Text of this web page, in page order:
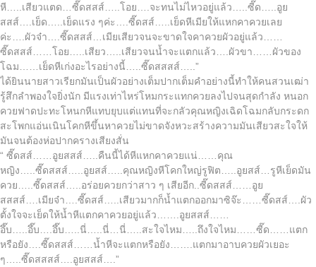
หี…..เสียวแตด…ซี๊ดสสส์…..โอย….จะทนไม่ไหวอยู่แล้ว…..ซี๊ด…..อูย
สสส์….เย็ด…..เย็ดแรง ๆค่ะ….ซี๊ดสส์…..เย็ดหีเมียให้แหกคาควยเลย
ค่ะ….ผัวจ๋า….ซี๊ดสสส์…เมียเสียวจนจะขาดใจคาควยผัวอยู่แล้ว……
ซี๊ดสสส์……โอย…..เสียว…..เสียวจนน้ำจะแตกแล้ว….ผัวขา……ผัวของ
โฉม……เย็ดหีเก่งอะไรอย่างนี้…..ซี๊ดสสสส์…..”
ได้ยินนายสาวเรียกมันเป็นผัวอย่างเต็มปากเต็มคำอย่างนี้ทำให้คนสวนเฒ่า
รู้สึกลำพองใจยิ่งนัก มีแรงเท่าไหร่โหมกระแทกควยลงไปจนสุดกำลัง หนอก
ควยฟาดปะทะโหนกหีแทบยุบแต่แทนที่จะกลัวคุณหญิงเฉิดโฉมกลับกระดก
สะโพกแอ่นเนินโคกหีขึ้นหาควยไม่ขาดจังหวะสร้างความมันเสียวสะใจให้
มันจนต้องห่อปากครางเสียงสั่น
“ ซี๊ดสส์……อูยสสส์…..คืนนี้ได้หีแหกคาควยแน่……คุณ
หญิง…..ซี๊ดสสส์…..อูยสส์…..คุณหญิงหีโคกใหญ่รูฟิต…..อูยสส์…รูหีเย็ดมัน
ควย…..ซี๊ดสสส์…..อร่อยควยกว่าสาว ๆ เสียอีก..ซี๊ดสสส์……อูย
สสสส์….เมียจ๋า….ซี๊ดสส์…..เสียวมากก็น้ำแตกออกมาซิจ๊ะ……ซี๊ดสส์….ผัว
ตั้งใจจะเย็ดให้น้ำหีแตกคาควยอยู่แล้ว…….อูยสสส์……
อึ๊บ…..อึ๊บ….อึ๊บ…..นี่…..นี่…นี่…..สะใจไหม…..ถึงใจไหม……ซี๊ด……แตก
หรือยัง….ซี๊ดสสส์……น้ำหีจะแตกหรือยัง…….แตกมาอาบควยผัวเยอะ
ๆ…..ซี๊ดสสสส์….อูยสสส์….”